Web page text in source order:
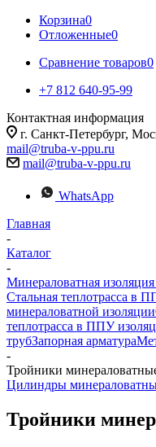
Корзина0
Отложенные0
Сравнение товаров0
+7 812 640-95-99
Контактная информация
г. Санкт-
mail@truba-v-ppu.ru
mail@truba-v-ppu.ru
WhatsApp
Главная
-
Каталог
-
Минераловатная изоляция
Стальная теплотрасса в
минераловатной изоляции
теплотрасса в ППУ
трубЗапорная арматура
-
Тройники
Цилиндры
Тройники